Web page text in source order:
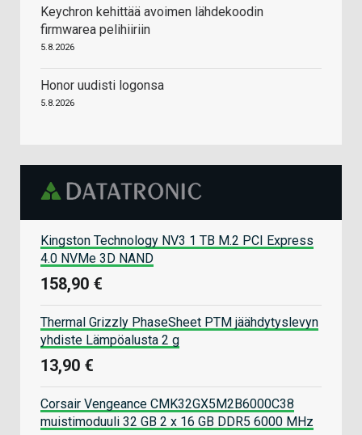
Keychron kehittää avoimen lähdekoodin
firmwarea pelihiiriin
5.8.2026
Honor uudisti logonsa
5.8.2026
Kingston Technology NV3 1 TB M.2 PCI Express
4.0 NVMe 3D NAND
158,90 €
Thermal Grizzly PhaseSheet PTM jäähdytyslevyn
yhdiste Lämpöalusta 2 g
13,90 €
Corsair Vengeance CMK32GX5M2B6000C38
muistimoduuli 32 GB 2 x 16 GB DDR5 6000 MHz